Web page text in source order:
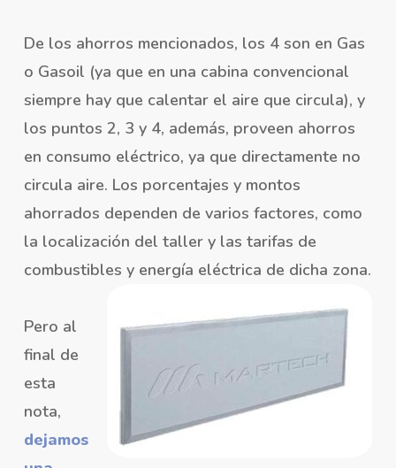
De los ahorros mencionados, los 4 son en Gas
o Gasoil (ya que en una cabina convencional
siempre hay que calentar el aire que circula), y
los puntos 2, 3 y 4, además, proveen ahorros
en consumo eléctrico, ya que directamente no
circula aire. Los porcentajes y montos
ahorrados dependen de varios factores, como
la localización del taller y las tarifas de
combustibles y energía eléctrica de dicha zona.
Pero al
final de
esta
nota,
dejamos